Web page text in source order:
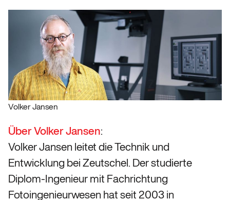
Volker Jansen
Über Volker Jansen:
Volker Jansen leitet die Technik und
Entwicklung bei Zeutschel. Der studierte
Diplom-Ingenieur mit Fachrichtung
Fotoingenieurwesen hat seit 2003 in